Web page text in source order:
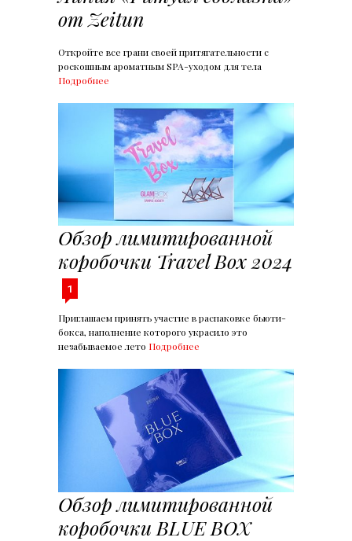
от Zeitun
Откройте все грани своей притягательности с
роскошным ароматным SPA-уходом для тела
Подробнее
Обзор лимитированной
коробочки Travel Box 2024
1
Приглашаем принять участие в распаковке бьюти-
бокса, наполнение которого украсило это
незабываемое лето Подробнее
Обзор лимитированной
коробочки BLUE BOX